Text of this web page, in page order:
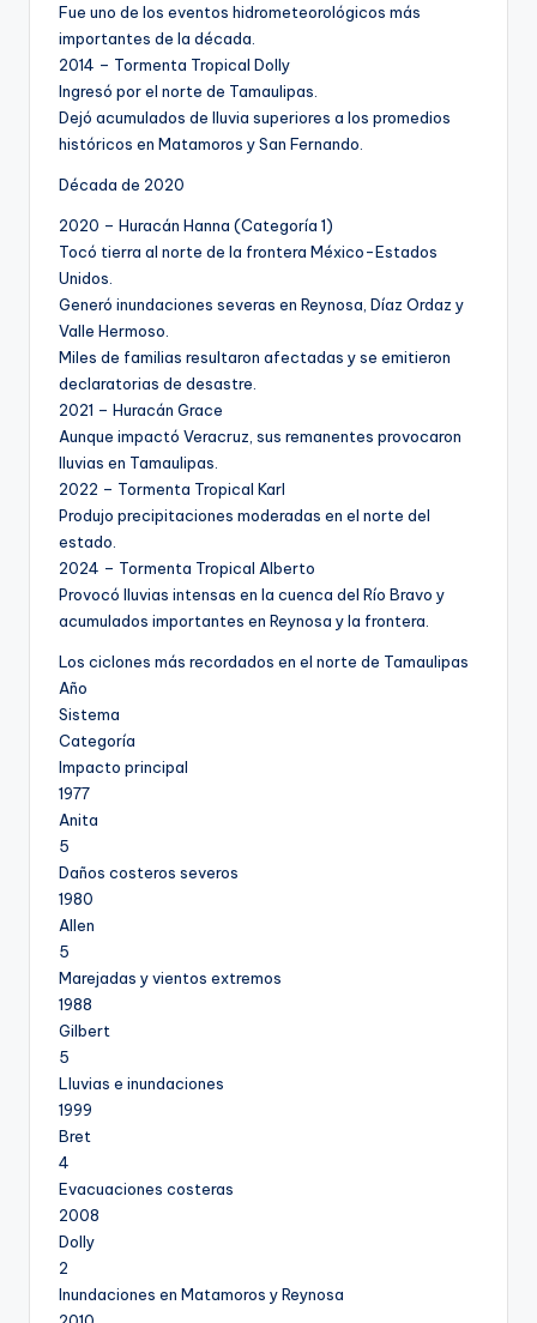
Fue uno de los eventos hidrometeorológicos más
importantes de la década.
2014 – Tormenta Tropical Dolly
Ingresó por el norte de Tamaulipas.
Dejó acumulados de lluvia superiores a los promedios
históricos en Matamoros y San Fernando.
Década de 2020
2020 – Huracán Hanna (Categoría 1)
Tocó tierra al norte de la frontera México-Estados
Unidos.
Generó inundaciones severas en Reynosa, Díaz Ordaz y
Valle Hermoso.
Miles de familias resultaron afectadas y se emitieron
declaratorias de desastre.
2021 – Huracán Grace
Aunque impactó Veracruz, sus remanentes provocaron
lluvias en Tamaulipas.
2022 – Tormenta Tropical Karl
Produjo precipitaciones moderadas en el norte del
estado.
2024 – Tormenta Tropical Alberto
Provocó lluvias intensas en la cuenca del Río Bravo y
acumulados importantes en Reynosa y la frontera.
Los ciclones más recordados en el norte de Tamaulipas
Año
Sistema
Categoría
Impacto principal
1977
Anita
5
Daños costeros severos
1980
Allen
5
Marejadas y vientos extremos
1988
Gilbert
5
Lluvias e inundaciones
1999
Bret
4
Evacuaciones costeras
2008
Dolly
2
Inundaciones en Matamoros y Reynosa